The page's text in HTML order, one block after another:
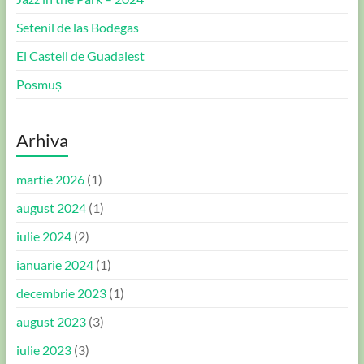
Setenil de las Bodegas
El Castell de Guadalest
Posmuș
Arhiva
martie 2026(1)
august 2024(1)
iulie 2024(2)
ianuarie 2024(1)
decembrie 2023(1)
august 2023(3)
iulie 2023(3)